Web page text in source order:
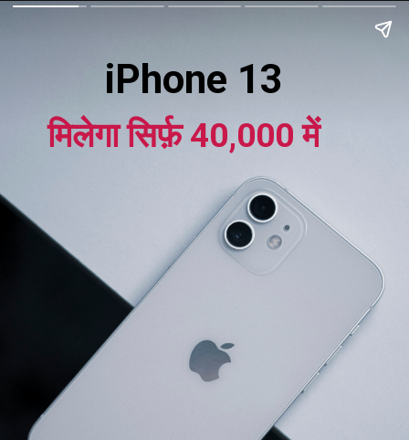
iPhone 13
मिलेगा सिर्फ़ 40,000 में